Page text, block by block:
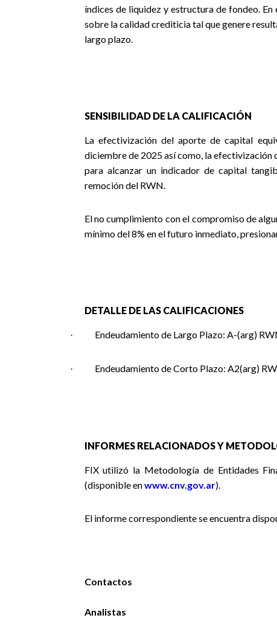
índices de liquidez y estructura de fondeo.
sobre la calidad crediticia tal que genere
largo plazo.
SENSIBILIDAD DE LA CALIFICACIÓN
La efectivización del aporte de capital
diciembre de 2025 así como, la
para alcanzar un indicador de capital
remoción del RWN.
El no cumplimiento con el compromiso de
mínimo del 8% en el futuro inmediato,
DETALLE DE LAS CALIFICACIONES
· Endeudamiento de Largo Plazo: A-(arg)
· Endeudamiento de Corto Plazo: A2(arg)
INFORMES RELACIONADOS Y
FIX utilizó la Metodología de Entidades
(disponible enwww.cnv.gov.ar).
El informe correspondiente se encuentra
Contactos
Analistas